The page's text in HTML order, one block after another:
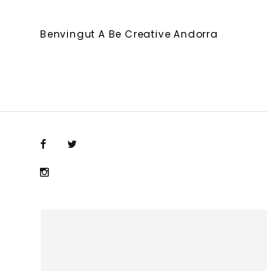
Benvingut A Be Creative Andorra